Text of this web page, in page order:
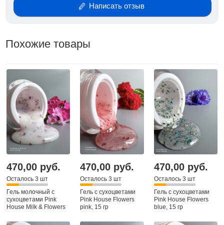
Написать отзыв
Похожие товары
470,00 руб.
Осталось 3 шт
Гель молочный с
сухоцветами Pink
House Milk & Flowers
470,00 руб.
Осталось 3 шт
Гель с сухоцветами
Pink House Flowers
pink, 15 гр
470,00 руб.
Осталось 3 шт
Гель с сухоцветами
Pink House Flowers
blue, 15 гр